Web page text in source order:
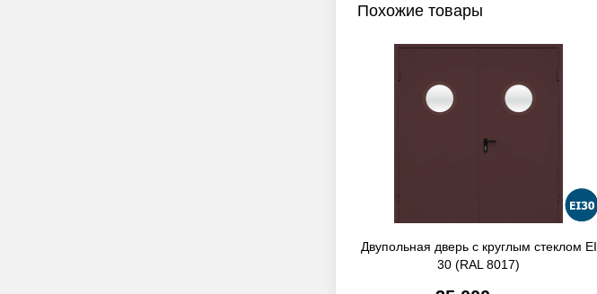
Похожие товары
Двупольная дверь с круглым стеклом EI
30 (RAL 8017)